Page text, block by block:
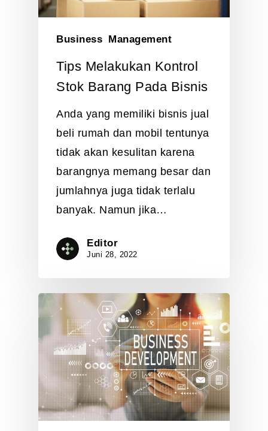
Business Management
Tips Melakukan Kontrol
Stok Barang Pada Bisnis
Anda yang memiliki bisnis jual
beli rumah dan mobil tentunya
tidak akan kesulitan karena
barangnya memang besar dan
jumlahnya juga tidak terlalu
banyak. Namun jika…
Editor
Juni 28, 2022